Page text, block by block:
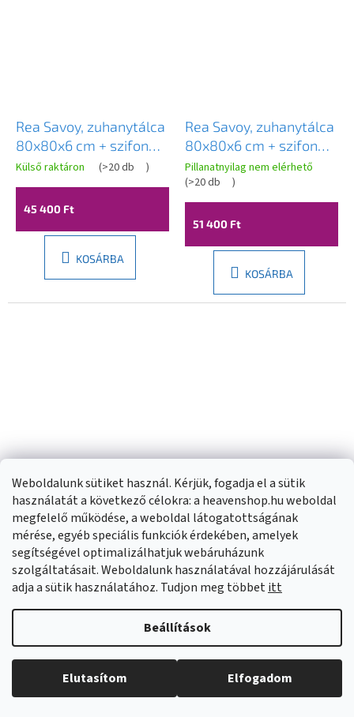
Weboldalunk sütiket használ. Kérjük, fogadja el a sütik
használatát a következő célokra: a heavenshop.hu weboldal
megfelelő működése, a weboldal látogatottságának
mérése, egyéb speciális funkciók érdekében, amelyek
segítségével optimalizálhatjuk webáruházunk
szolgáltatásait. Weboldalunk használatával hozzájárulását
adja a sütik használatához. Tudjon meg többetitt
Beállítások
Elutasítom Elfogadom
Rea Savoy, zuhanytálca
80x80x6 cm + szifon
arany kupakkal, fényes
fehér, KPL-11906
Külső raktáron (>20 db )
45 400 Ft
KOSÁRBA
Rea Savoy, zuhanytálca
80x80x6 cm + szifon
réz borítással, fényes
fekete, KPL-14804
Pillanatnyilag nem elérhető
(>20 db )
51 400 Ft
KOSÁRBA
Rea Savoy, zuhanytálca
80x80x6 cm + szifon
réz borítással, fényes
fehér, KPL-01906
Külső raktáron (>20 db )
45 400 Ft
Mexen Flow+ négyzet
alakú zuhanykabin 80 x
80 cm, matt fekete,
46S708080H
Külső raktáron (>20 db
66 870 Ft